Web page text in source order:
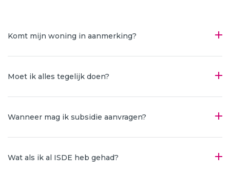
Komt mijn woning in aanmerking?
Moet ik alles tegelijk doen?
Wanneer mag ik subsidie aanvragen?
Wat als ik al ISDE heb gehad?